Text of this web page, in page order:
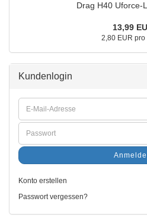
Drag H40 Uforce-
13,99
2,80 EUR pro
Kundenlogin
Konto erstellen
Passwort vergessen?